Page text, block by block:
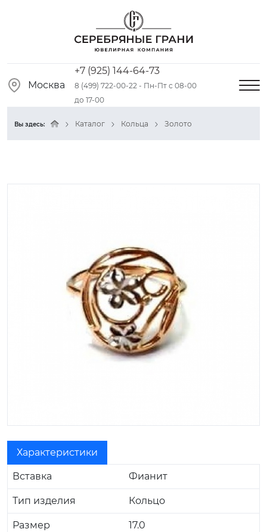
Москва
+7 (925) 144-64-73
8 (499) 722-00-22 - Пн-Пт с 08-00
до 17-00
Вы здесь: Каталог Кольца Золото
Характеристики
Вставка Фианит
Тип изделия Кольцо
Размер 17.0